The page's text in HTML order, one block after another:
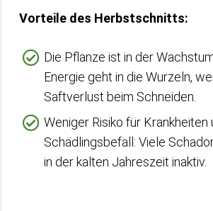
Vorteile des Herbstschnitts:
Die Pflanze ist in der
Energie geht in die Wurzeln,
Saftverlust beim Schneiden.
Weniger Risiko für Krankheiten
Schädlingsbefall: Viele
in der kalten Jahreszeit inaktiv.